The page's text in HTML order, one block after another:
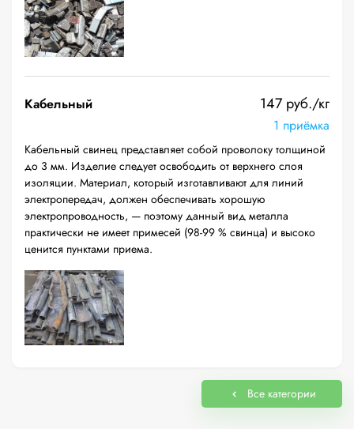
Кабельный 147 руб./кг
1 приёмка
Кабельный свинец представляет собой проволоку толщиной
до 3 мм. Изделие следует освободить от верхнего слоя
изоляции. Материал, который изготавливают для линий
электропередач, должен обеспечивать хорошую
электропроводность, — поэтому данный вид металла
практически не имеет примесей (98-99 % свинца) и высоко
ценится пунктами приема.
Все категории